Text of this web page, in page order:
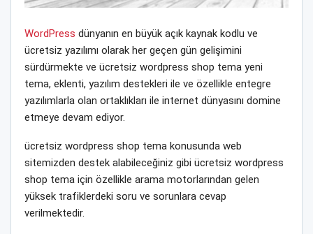
WordPress dünyanın en büyük açık kaynak kodlu ve
ücretsiz yazılımı olarak her geçen gün gelişimini
sürdürmekte ve ücretsiz wordpress shop tema yeni
tema, eklenti, yazılım destekleri ile ve özellikle entegre
yazılımlarla olan ortaklıkları ile internet dünyasını domine
etmeye devam ediyor.
ücretsiz wordpress shop tema konusunda web
sitemizden destek alabileceğiniz gibi ücretsiz wordpress
shop tema için özellikle arama motorlarından gelen
yüksek trafiklerdeki soru ve sorunlara cevap
verilmektedir.